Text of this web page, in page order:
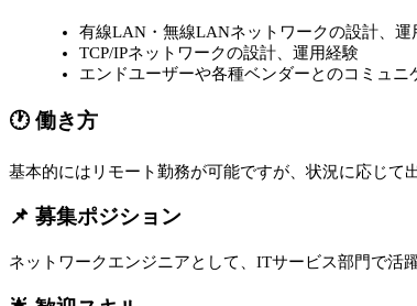
有線LAN・無線LANネットワークの設計、運
TCP/IPネットワークの設計、運用経験
エンドユーザーや各種ベンダーとのコミュニ
🕐 働き方
基本的にはリモート勤務が可能ですが、状況に応じて
📌 募集ポジション
ネットワークエンジニアとして、ITサービス部門で活